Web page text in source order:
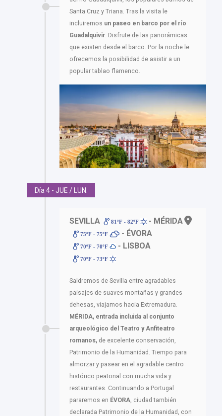
Santa Cruz y Triana. Tras la visita le
incluiremos un paseo en barco por el río
Guadalquivir . Disfrute de las panorámicas
que existen desde el barco. Por la noche le
ofrecemos la posibilidad de asistir a un
popular tablao flamenco.
Día 4 - JUE / LUN.
SEVILLA 81ºF - 82ºF - MÉRIDA
75ºF - 75ºF - ÉVORA
70ºF - 70ºF - LISBOA
70ºF - 73ºF
Saldremos de Sevilla entre agradables
paisajes de suaves montañas y grandes
dehesas, viajamos hacia Extremadura.
MÉRIDA, entrada incluida al conjunto
arqueológico del Teatro y Anfiteatro
romanos, de excelente conservación,
Patrimonio de la Humanidad. Tiempo para
almorzar y pasear en el agradable centro
histórico peatonal con mucha vida y
restaurantes. Continuando a Portugal
pararemos en ÉVORA , ciudad también
declarada Patrimonio de la Humanidad, con